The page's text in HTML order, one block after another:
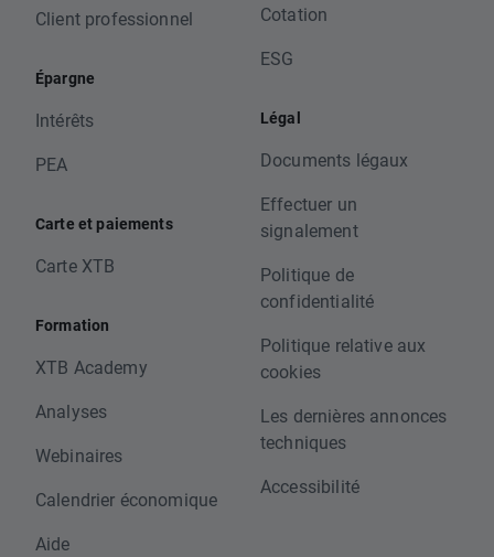
Client professionnel
Épargne
Intérêts
PEA
Carte et paiements
Carte XTB
Formation
XTB Academy
Analyses
Webinaires
Calendrier économique
Aide
Cotation
ESG
Légal
Documents légaux
Effectuer un
signalement
Politique de
confidentialité
Politique relative aux
cookies
Les dernières annonces
techniques
Accessibilité